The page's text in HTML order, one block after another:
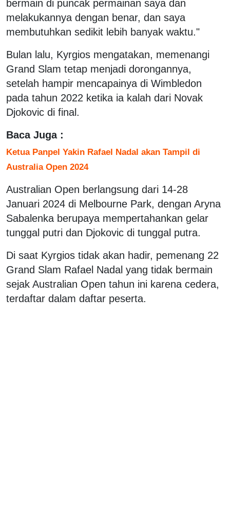
bermain di puncak permainan saya dan
melakukannya dengan benar, dan saya
membutuhkan sedikit lebih banyak waktu."
Bulan lalu, Kyrgios mengatakan, memenangi
Grand Slam tetap menjadi dorongannya,
setelah hampir mencapainya di Wimbledon
pada tahun 2022 ketika ia kalah dari Novak
Djokovic di final.
Baca Juga :
Ketua Panpel Yakin Rafael Nadal akan Tampil di
Australia Open 2024
Australian Open berlangsung dari 14-28
Januari 2024 di Melbourne Park, dengan Aryna
Sabalenka berupaya mempertahankan gelar
tunggal putri dan Djokovic di tunggal putra.
Di saat Kyrgios tidak akan hadir, pemenang 22
Grand Slam Rafael Nadal yang tidak bermain
sejak Australian Open tahun ini karena cedera,
terdaftar dalam daftar peserta.